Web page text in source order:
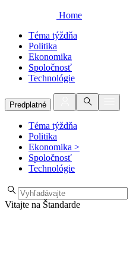
Home
Téma týždňa
Politika
Ekonomika
Spoločnosť
Technológie
Predplatné
Téma týždňa
Politika
Ekonomika >
Spoločnosť
Technológie
Vitajte na Štandarde